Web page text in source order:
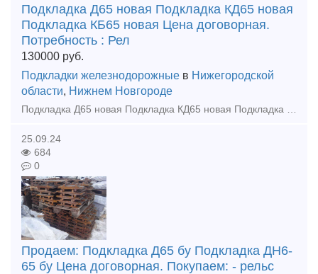
Подкладка Д65 новая Подкладка КД65 новая
Подкладка КБ65 новая Цена договорная.
Потребность : Рел
130000 руб.
Подкладки железнодорожные в Нижегородской
области, Нижнем Новгороде
Подкладка Д65 новая Подкладка КД65 новая Подкладка КБ65 новая Цена договорная. Потребность : Рельсы р65 12,5м 1 группа, 2 группа износа до 200тн Накладка 2р65 бу до 100тн Подкладка КБ6
25.09.24
684
0
Продаем: Подкладка Д65 бу Подкладка ДН6-
65 бу Цена договорная. Покупаем: - рельс